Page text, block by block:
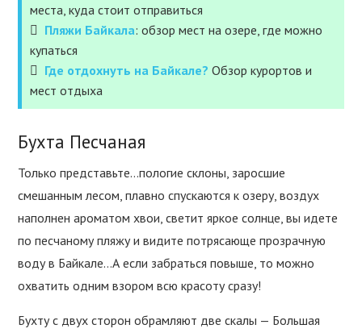
места, куда стоит отправиться
Пляжи Байкала: обзор мест на озере, где можно
купаться
Где отдохнуть на Байкале? Обзор курортов и
мест отдыха
Бухта Песчаная
Только представьте…пологие склоны, заросшие
смешанным лесом, плавно спускаются к озеру, воздух
наполнен ароматом хвои, светит яркое солнце, вы идете
по песчаному пляжу и видите потрясающе прозрачную
воду в Байкале…А если забраться повыше, то можно
охватить одним взором всю красоту сразу!
Бухту с двух сторон обрамляют две скалы — Большая